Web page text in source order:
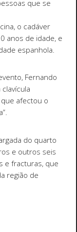
que se
o cadáver
anos de idade, e
espanhola.
Fernando
afectou o
do quarto
e outros seis
e fracturas, que
região de